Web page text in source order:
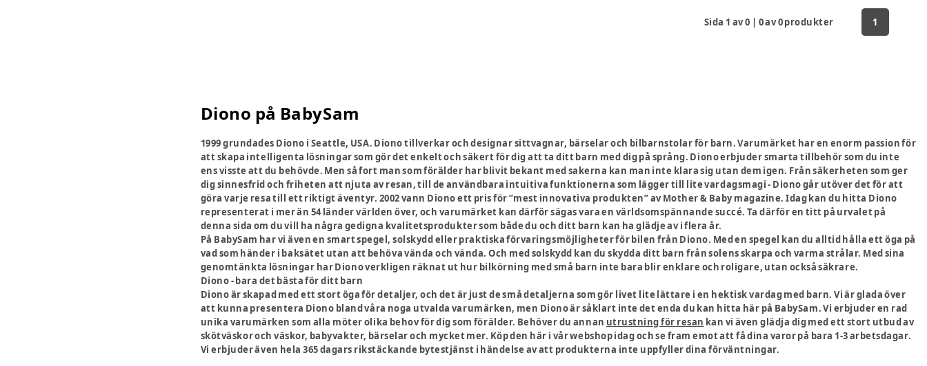
Sida 1 av0 | 0av0produkter 1
Diono på BabySam
1999 grundades Diono i Seattle, USA. Diono tillverkar och designar sittvagnar, bärselar och bilbarnstolar för barn. Varumärket har en enorm passion för
att skapa intelligenta lösningar som gör det enkelt och säkert för dig att ta ditt barn med dig på språng. Diono erbjuder smarta tillbehör som du inte
ens visste att du behövde. Men så fort man som förälder har blivit bekant med sakerna kan man inte klara sig utan dem igen. Från säkerheten som ger
dig sinnesfrid och friheten att njuta av resan, till de användbara intuitiva funktionerna som lägger till lite vardagsmagi - Diono går utöver det för att
göra varje resa till ett riktigt äventyr. 2002 vann Diono ett pris för ”mest innovativa produkten” av Mother & Baby magazine. Idag kan du hitta Diono
representerat i mer än 54 länder världen över, och varumärket kan därför sägas vara en världsomspännande succé. Ta därför en titt på urvalet på
denna sida om du vill ha några gedigna kvalitetsprodukter som både du och ditt barn kan ha glädje av i flera år.
På BabySam har vi även en smart spegel, solskydd eller praktiska förvaringsmöjligheter för bilen från Diono. Med en spegel kan du alltid hålla ett öga på
vad som händer i baksätet utan att behöva vända och vända. Och med solskydd kan du skydda ditt barn från solens skarpa och varma strålar. Med sina
genomtänkta lösningar har Diono verkligen räknat ut hur bilkörning med små barn inte bara blir enklare och roligare, utan också säkrare.
Diono - bara det bästa för ditt barn
Diono är skapad med ett stort öga för detaljer, och det är just de små detaljerna som gör livet lite lättare i en hektisk vardag med barn. Vi är glada över
att kunna presentera Diono bland våra noga utvalda varumärken, men Diono är såklart inte det enda du kan hitta här på BabySam. Vi erbjuder en rad
unika varumärken som alla möter olika behov för dig som förälder. Behöver du annan utrustning för resan kan vi även glädja dig med ett stort utbud av
skötväskor och väskor, babyvakter, bärselar och mycket mer. Köp den här i vår webshop idag och se fram emot att få dina varor på bara 1-3 arbetsdagar.
Vi erbjuder även hela 365 dagars rikstäckande bytestjänst i händelse av att produkterna inte uppfyller dina förväntningar.